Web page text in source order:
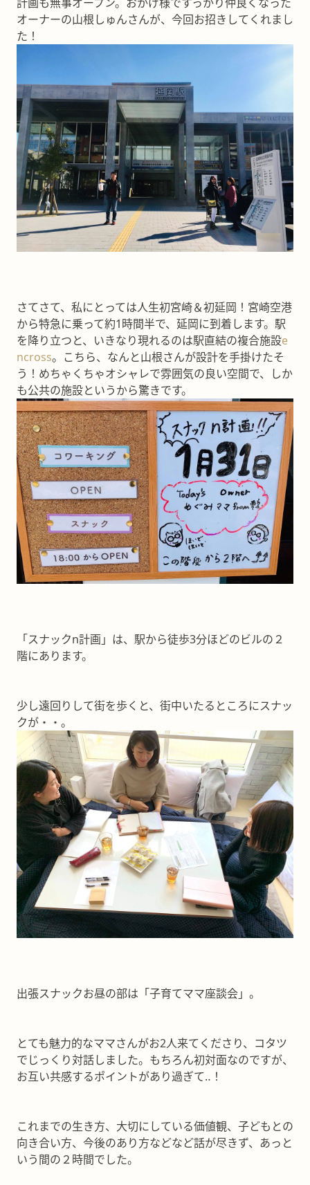
オーナーの山根しゅんさんが、今回お招きしてくれまし
た！
さてさて、私にとっては人生初宮崎＆初延岡！宮崎空港
から特急に乗って約1時間半で、延岡に到着します。駅
を降り立つと、いきなり現れるのは駅直結の複合施設e
ncross。こちら、なんと山根さんが設計を手掛けたそ
う！めちゃくちゃオシャレで雰囲気の良い空間で、しか
も公共の施設というから驚きです。
「スナックn計画」は、駅から徒歩3分ほどのビルの２
階にあります。
少し遠回りして街を歩くと、街中いたるところにスナッ
クが・・。
出張スナックお昼の部は「子育てママ座談会」。
とても魅力的なママさんがお2人来てくださり、コタツ
でじっくり対話しました。もちろん初対面なのですが、
お互い共感するポイントがあり過ぎて‥！
これまでの生き方、大切にしている価値観、子どもとの
向き合い方、今後のあり方などなど話が尽きず、あっと
いう間の２時間でした。